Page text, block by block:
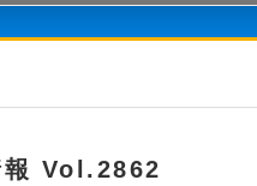
報 Vol.2862